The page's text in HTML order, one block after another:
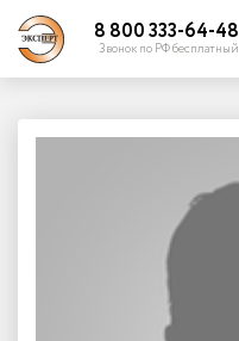
8 800 333-64-48
Звонок по РФ бесплатный